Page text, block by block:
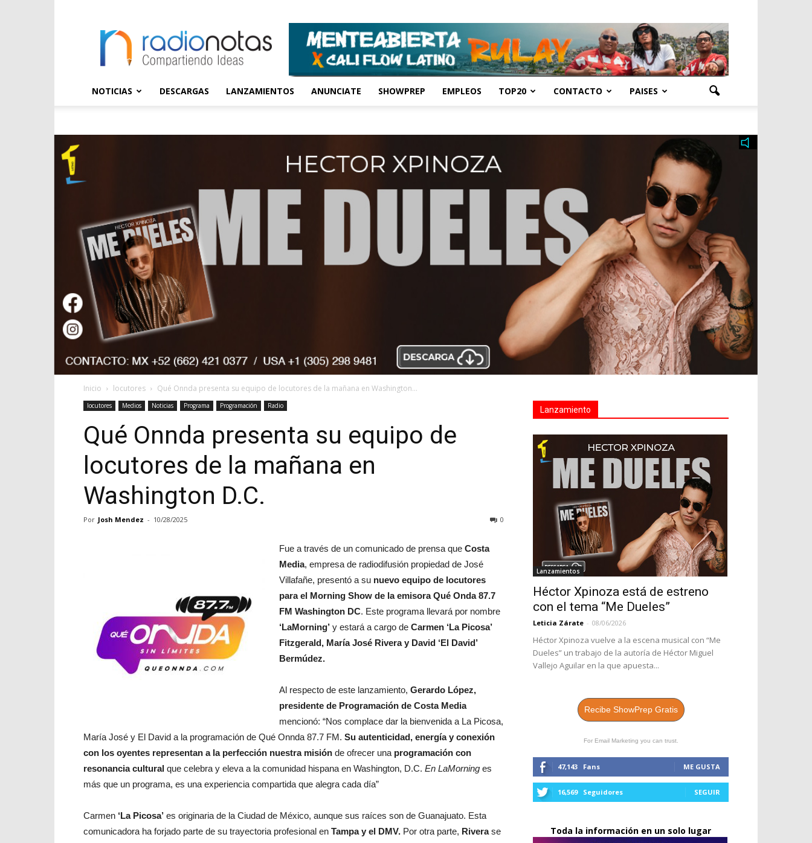
NOTICIAS DESCARGAS LANZAMIENTOS ANUNCIATE SHOWPREP EMPLEOS TOP20 CONTACTO PAISES
Inicio locutores Qué Onnda presenta su equipo de locutores de la mañana en Washington...
locutores Medios Noticias Programa Programación Radio
Qué Onnda presenta su equipo de
locutores de la mañana en
Washington D.C.
Por Josh Mendez - 10/28/2025 0
Fue a través de un comunicado de prensa que Costa
Media, empresa de radiodifusión propiedad de José
Villafañe, presentó a su nuevo equipo de locutores
para el Morning Show de la emisora Qué Onda 87.7
FM Washington DC. Este programa llevará por nombre
‘LaMorning’ y estará a cargo de Carmen ‘La Picosa’
Fitzgerald, María José Rivera y David ‘El David’
Bermúdez.
Al respecto de este lanzamiento, Gerardo López,
presidente de Programación de Costa Media
mencionó: “Nos complace dar la bienvenida a La Picosa,
María José y El David a la programación de Qué Onnda 87.7 FM. Su autenticidad, energía y conexión
con los oyentes representan a la perfección nuestra misión de ofrecer una programación con
resonancia cultural que celebra y eleva a la comunidad hispana en Washington, D.C. En LaMorning es
más que un programa, es una experiencia compartida que alegra cada día”
Carmen ‘La Picosa’ es originaria de la Ciudad de México, aunque sus raíces son de Guanajuato. Esta
comunicadora ha forjado parte de su trayectoria profesional en Tampa y el DMV. Por otra parte, Riverase
Lanzamiento
Lanzamientos
Héctor Xpinoza está de estreno
con el tema “Me Dueles”
Leticia Zárate - 08/06/2026
Héctor Xpinoza vuelve a la escena musical con “Me
Dueles” un trabajo de la autoría de Héctor Miguel
Vallejo Aguilar en la que apuesta...
Recibe ShowPrep Gratis
For Email Marketing you can trust.
47,143 Fans ME GUSTA
16,569 Seguidores SEGUIR
Toda la información en un solo lugar